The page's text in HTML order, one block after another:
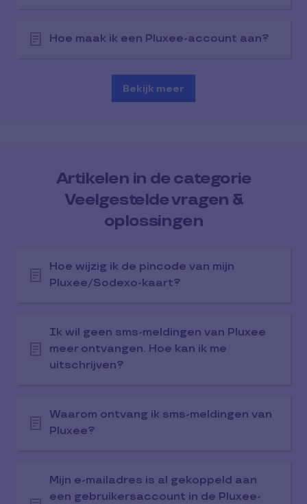
Hoe maak ik een Pluxee-account aan?
Bekijk meer
Artikelen in de categorie
Veelgestelde vragen &
oplossingen
Hoe wijzig ik de pincode van mijn
Pluxee/Sodexo-kaart?
Ik wil geen sms-meldingen van Pluxee
meer ontvangen. Hoe kan ik me
uitschrijven?
Waarom ontvang ik sms-meldingen van
Pluxee?
Mijn e-mailadres is al gekoppeld aan
een gebruikersaccount in de Pluxee-